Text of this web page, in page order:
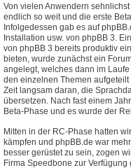
Von vielen Anwendern
endlich so weit und die erste
Infolgedessen gab es auf
Installation usw. von phpBB 3.
von phpBB 3 bereits produktiv
bieten, wurde zunächst ein
angelegt, welches dann im
den einzelnen Themen
Zeit langsam daran, die
übersetzen. Nach fast einem
Beta-Phase und es wurde der
Mitten in der RC-Phase hatten
kämpfen und phpBB.de war
besser gerüstet zu sein, zogen
Firma Speedbone zur